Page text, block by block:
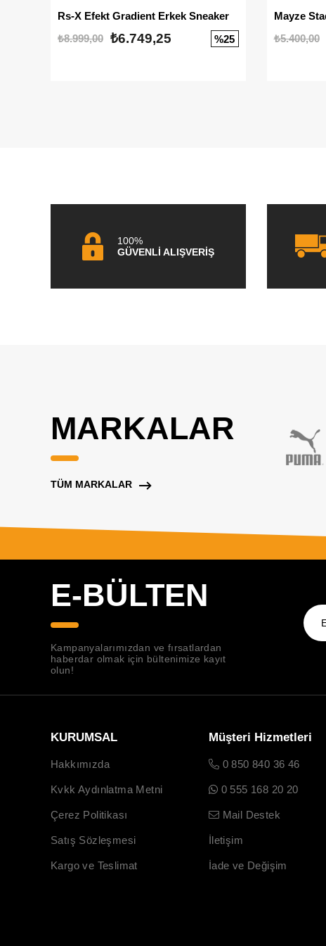
Rs-X Efekt Gradient Erkek Sneaker
₺8.999,00 ₺6.749,25 %25
₺5.400,00
100%
GÜVENLİ ALIŞVERİŞ
MARKALAR
TÜM MARKALAR
E-BÜLTEN
Kampanyalarımızdan ve fırsatlardan
haberdar olmak için bültenimize kayıt
olun!
KURUMSAL
Hakkımızda
Kvkk Aydınlatma Metni
Çerez Politikası
Satış Sözleşmesi
Kargo ve Teslimat
Müşteri Hizmetleri
0 850 840 36 46
0 555 168 20 20
Mail Destek
İletişim
İade ve Değişim